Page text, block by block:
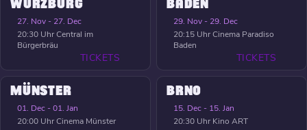
WÜRZBURG
27. Nov - 27. Dec
20:30 UhrCentral im
Bürgerbräu
TICKETS
BADEN
29. Nov - 29. Dec
20:15 UhrCinema Paradiso
Baden
TICKETS
MÜNSTER
01. Dec - 01. Jan
20:00 UhrCinema Münster
BRNO
15. Dec - 15. Jan
20:30 Uhr Kino ART